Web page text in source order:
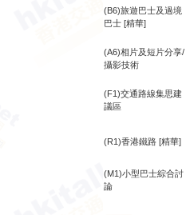
(B6)旅遊巴士及過境
巴士 [精華]
(A6)相片及短片分享/
攝影技術
(F1)交通路線集思建
議區
(R1)香港鐵路 [精華]
(M1)小型巴士綜合討
論